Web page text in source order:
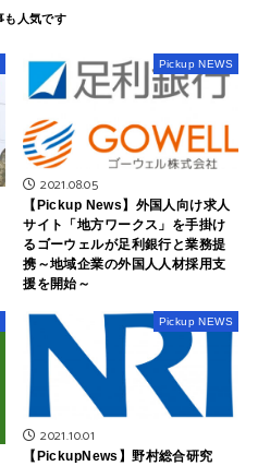
Pickup NEWS
2021.08.05
【Pickup News】外国人向け求人
サイト「地方ワークス」を手掛け
るゴーウェルが足利銀行と業務提
携～地域企業の外国人人材採用支
援を開始～
Pickup NEWS
2021.10.01
【PickupNews】野村総合研究